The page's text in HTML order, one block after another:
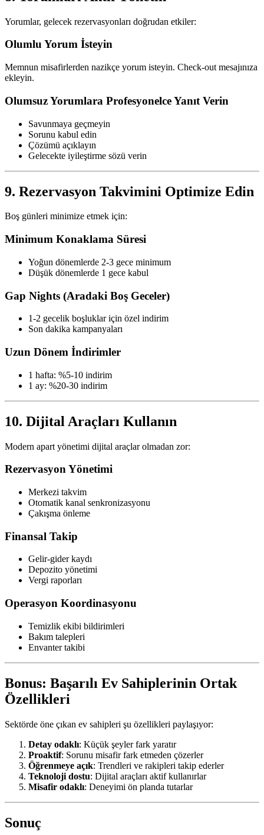
Yorumlar, gelecek rezervasyonları doğrudan etkiler:
Olumlu Yorum İsteyin
Memnun misafirlerden nazikçe yorum isteyin. Check-out mesajınıza
ekleyin.
Olumsuz Yorumlara Profesyonelce Yanıt Verin
Savunmaya geçmeyin
Sorunu kabul edin
Çözümü açıklayın
Gelecekte iyileştirme sözü verin
9. Rezervasyon Takvimini Optimize Edin
Boş günleri minimize etmek için:
Minimum Konaklama Süresi
Yoğun dönemlerde 2-3 gece minimum
Düşük dönemlerde 1 gece kabul
Gap Nights (Aradaki Boş Geceler)
1-2 gecelik boşluklar için özel indirim
Son dakika kampanyaları
Uzun Dönem İndirimler
1 hafta: %5-10 indirim
1 ay: %20-30 indirim
10. Dijital Araçları Kullanın
Modern apart yönetimi dijital araçlar olmadan zor:
Rezervasyon Yönetimi
Merkezi takvim
Otomatik kanal senkronizasyonu
Çakışma önleme
Finansal Takip
Gelir-gider kaydı
Depozito yönetimi
Vergi raporları
Operasyon Koordinasyonu
Temizlik ekibi bildirimleri
Bakım talepleri
Envanter takibi
Bonus: Başarılı Ev Sahiplerinin Ortak
Özellikleri
Sektörde öne çıkan ev sahipleri şu özellikleri paylaşıyor:
Detay odaklı: Küçük şeyler fark yaratır
Proaktif: Sorunu misafir fark etmeden çözerler
Öğrenmeye açık: Trendleri ve rakipleri takip ederler
Teknoloji dostu: Dijital araçları aktif kullanırlar
Misafir odaklı: Deneyimi ön planda tutarlar
Sonuç